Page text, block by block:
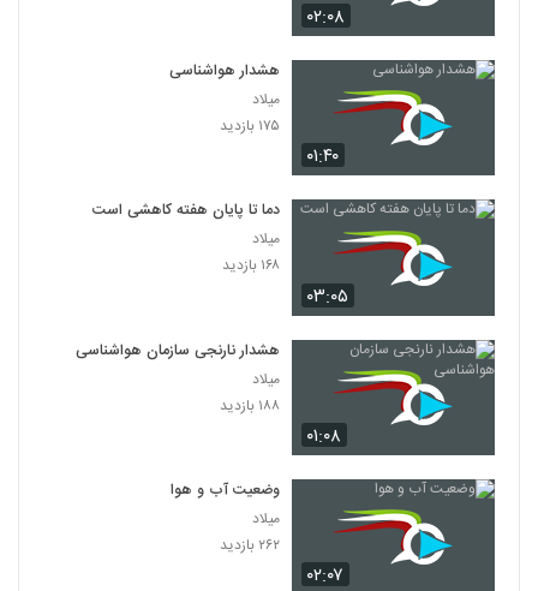
۰۲:۰۸
۰۱:۴۰
هشدار هواشناسی
میلاد
۱۷۵ بازدید
۰۳:۰۵
دما تا پایان هفته کاهشی است
میلاد
۱۶۸ بازدید
۰۱:۰۸
هشدار نارنجی سازمان هواشناسی
میلاد
۱۸۸ بازدید
۰۲:۰۷
وضعیت آب و هوا
میلاد
۲۶۲ بازدید